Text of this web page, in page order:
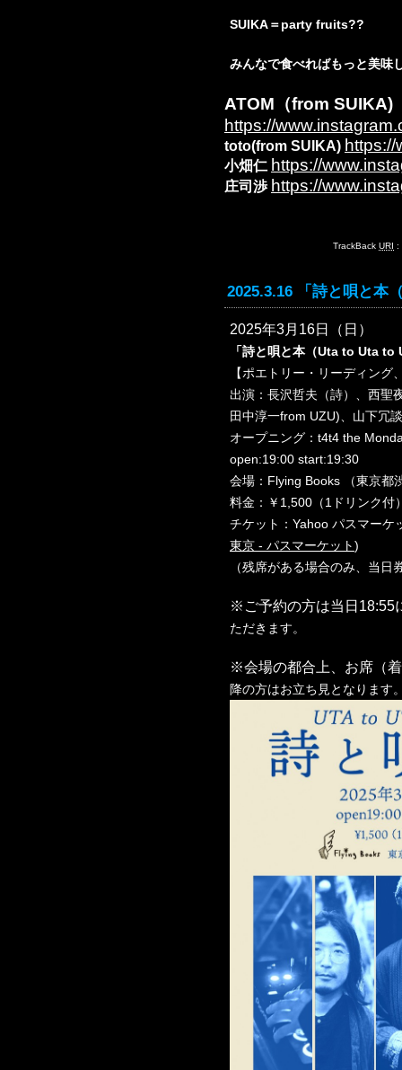
SUIKA＝party fruits??
みんなで食べればもっと美味
ATOM（from SUIKA)
https://
toto(from SUIKA)
小畑仁 https://
庄司渉 https://
TrackBack URI :
2025.3.16 「詩と唄と本
2025年3月16日（日）
「詩と唄と本（Uta to Uta to
【ポエトリー・リーディング
出演：長沢哲夫（詩）、西聖
田中淳一from UZU)、山下冗
オープニング：t4t4 the
open:19:00 start:19:30
会場：Flying Books （東京
料金：￥1,500（1ドリンク付
チケット：Yahoo パスマーケ
東京 - パスマーケット)
（残席がある場合のみ、当
※ご予約の方は当日18:55
ただきます。
※会場の都合上、お席（
降の方はお立ち見となります